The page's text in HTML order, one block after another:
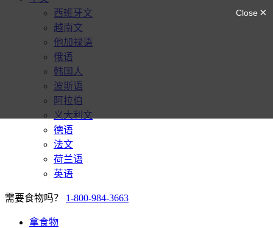
西班牙文
越南文
他加禄语
俄语
韩国人
波斯语
阿拉伯
义大利文
德语
法文
荷兰语
英语
需要食物吗？ 1-800-984-3663
拿食物